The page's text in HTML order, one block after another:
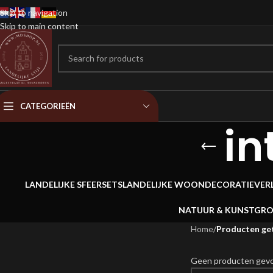
Skip to navigation
Skip to main content
CATEGORIEËN
LANDELIJKE SFEERSETSLANDELIJKE WOONDECORATIE
NATUUR &
Home/Producten
Geen producten